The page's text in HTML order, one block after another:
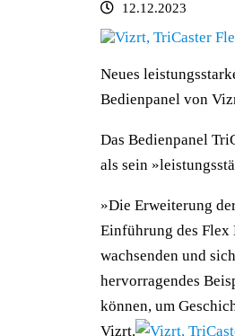
12.12.2023
Neues
Bedienpanel von
Das Bedienpanel
als sein
»Die Erweiterung
Einführung des Flex
wachsenden und
hervorragendes
können, um
Vizrt.